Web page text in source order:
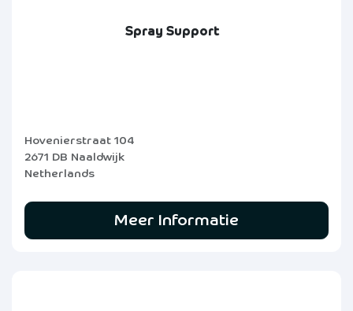
Spray Support
Hovenierstraat 104
2671 DB Naaldwijk
Netherlands
Meer Informatie